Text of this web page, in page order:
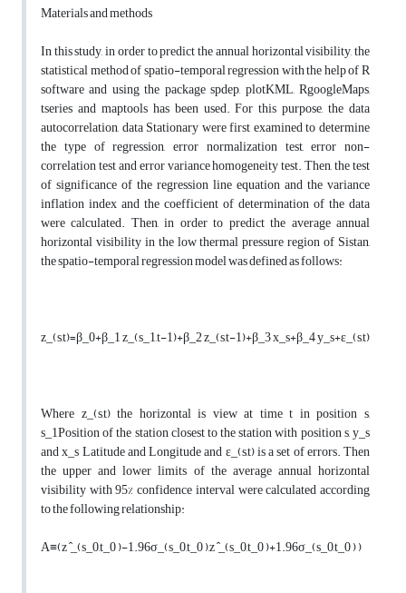
Materials and methods
In this study, in order to predict the annual horizontal visibility, the
statistical method of spatio-temporal regression with the help of R
software and using the package spdep, plotKML, RgoogleMaps,
tseries and maptools has been used. For this purpose, the data
autocorrelation, data Stationary were first examined to determine
the type of regression, error normalization test, error non-
correlation test and error variance homogeneity test. Then, the test
of significance of the regression line equation and the variance
inflation index and the coefficient of determination of the data
were calculated. Then, in order to predict the average annual
horizontal visibility in the low thermal pressure region of Sistan,
the spatio-temporal regression model was defined as follows:
z_(s,t)=β_0+β_1 z_(s_1,t-1)+β_2 z_(s,t-1)+β_3 x_s+β_4 y_s+ε_(s,t)
Where z_(s,t) the horizontal is view at time t in position s,
s_1Position of the station closest to the station with position s, y_s
and x_s Latitude and Longitude and ε_(s,t) is a set of errors. Then
the upper and lower limits of the average annual horizontal
visibility with 95% confidence interval were calculated according
to the following relationship:
A≡(z ̂_(s_0,t_0 )-1.96σ_(s_0,t_0 ),z ̂_(s_0,t_0 )+1.96σ_(s_0,t_0 ) )